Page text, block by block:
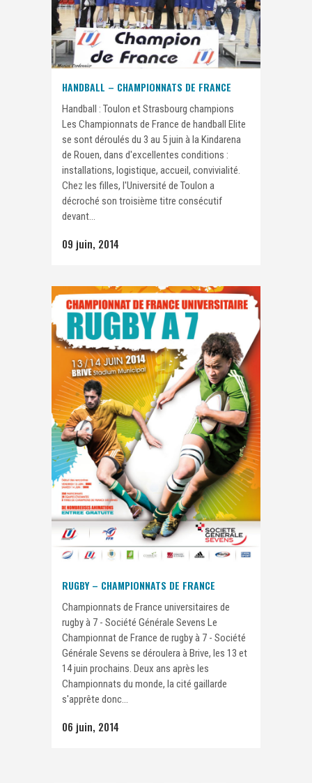
HANDBALL – CHAMPIONNATS DE FRANCE
Handball : Toulon et Strasbourg champions
Les Championnats de France de handball Elite
se sont déroulés du 3 au 5 juin à la Kindarena
de Rouen, dans d'excellentes conditions :
installations, logistique, accueil, convivialité.
Chez les filles, l'Université de Toulon a
décroché son troisième titre consécutif
devant...
09 juin, 2014
RUGBY – CHAMPIONNATS DE FRANCE
Championnats de France universitaires de
rugby à 7 - Société Générale Sevens Le
Championnat de France de rugby à 7 - Société
Générale Sevens se déroulera à Brive, les 13 et
14 juin prochains. Deux ans après les
Championnats du monde, la cité gaillarde
s'apprête donc...
06 juin, 2014